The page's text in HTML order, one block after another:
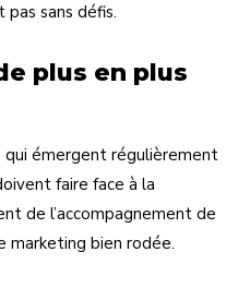
pas sans défis.
plus en plus
qui émergent régulièrement
faire face à la
de l’accompagnement de
marketing bien rodée.